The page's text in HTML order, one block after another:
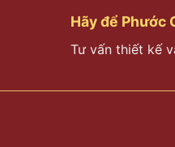
Hãy để Phước
Tư vấn thiết kế